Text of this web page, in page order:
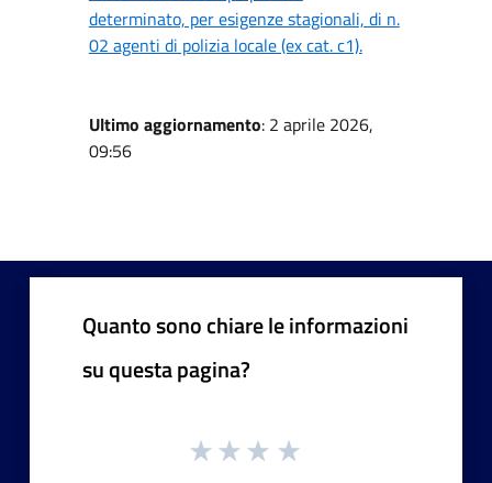
determinato, per esigenze stagionali, di n.
02 agenti di polizia locale (ex cat. c1).
Ultimo aggiornamento: 2 aprile 2026,
09:56
Quanto sono chiare le informazioni
su questa pagina?